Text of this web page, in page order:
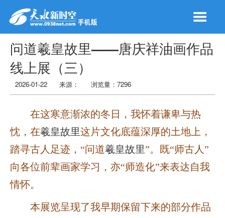
问道羲皇故里——唐庆祥油画作品
线上展（三）
2026-01-22 来源： 浏览量： 7296
在这寒意渐浓的冬日，我怀着谦卑与热
忱，在羲皇故里这片文化底蕴深厚的土地上，
踏寻古人足迹，“问道羲皇故里”。既“师古人”
向各位前辈画家学习，亦“师造化”来表达自我
情怀。
本展览呈现了我早期保留下来的部分作品